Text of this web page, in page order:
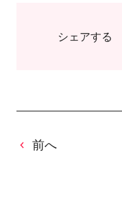
シェアする
前へ